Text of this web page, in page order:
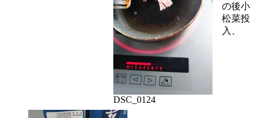
DSC_0124
の後小
松菜投
入、